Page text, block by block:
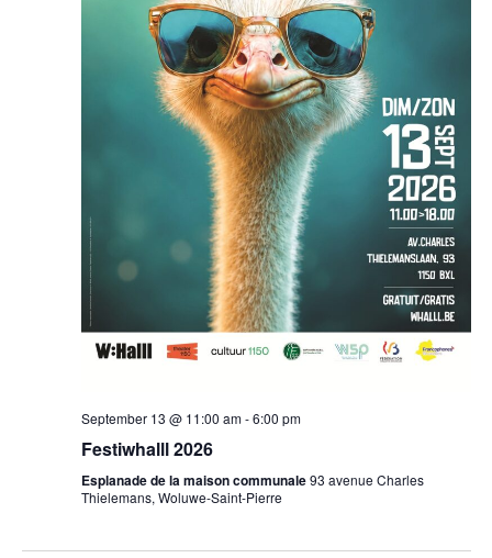
September 13 @ 11:00 am-6:00 pm
Festiwhalll 2026
Esplanade de la maison communale93 avenue Charles
Thielemans, Woluwe-Saint-Pierre